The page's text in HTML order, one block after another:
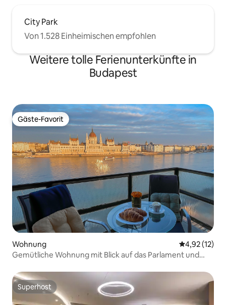
City Park
Von 1.528 Einheimischen empfohlen
Weitere tolle Ferienunterkünfte in
Budapest
Gäste-Favorit
Gäste-Favorit
Wohnung
4,92 (12)
Gemütliche Wohnung mit Blick auf das Parlament und
Superhost
Superhost